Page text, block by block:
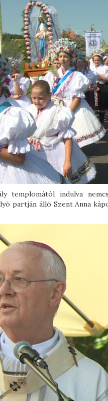
templomától indulva
partján álló Szent Anna